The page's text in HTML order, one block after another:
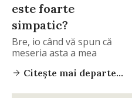
este foarte
simpatic?
Bre, io când vă spun că
meseria asta a mea
Citește mai departe...